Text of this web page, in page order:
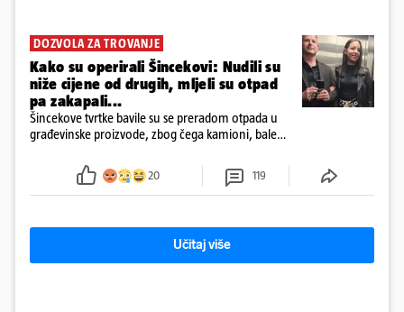
DOZVOLA ZA TROVANJE
Kako su operirali Šincekovi: Nudili su
niže cijene od drugih, mljeli su otpad
pa zakapali...
Šincekove tvrtke bavile su se preradom otpada u
građevinske proizvode, zbog čega kamioni, bale
20 119
Učitaj više